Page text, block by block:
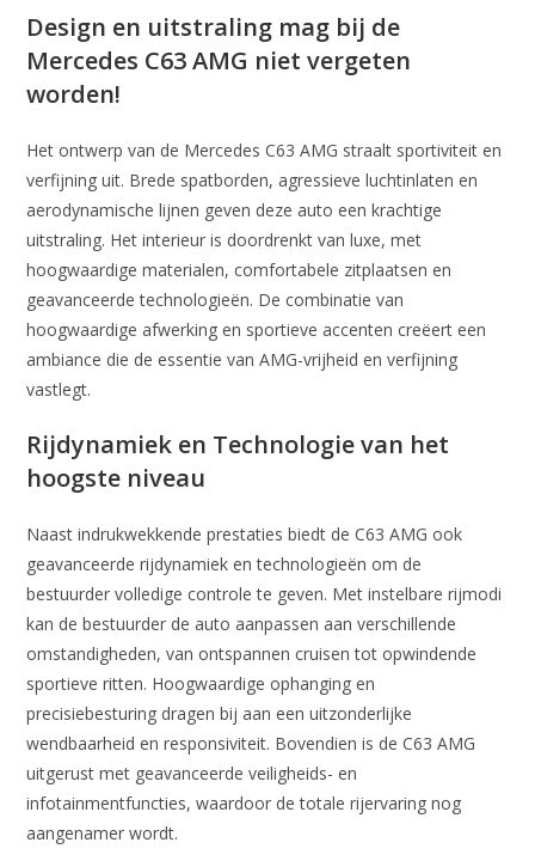
Design en uitstraling mag bij de
Mercedes C63 AMG niet vergeten
worden!
Het ontwerp van de Mercedes C63 AMG straalt sportiviteit en
verfijning uit. Brede spatborden, agressieve luchtinlaten en
aerodynamische lijnen geven deze auto een krachtige
uitstraling. Het interieur is doordrenkt van luxe, met
hoogwaardige materialen, comfortabele zitplaatsen en
geavanceerde technologieën. De combinatie van
hoogwaardige afwerking en sportieve accenten creëert een
ambiance die de essentie van AMG-vrijheid en verfijning
vastlegt.
Rijdynamiek en Technologie van het
hoogste niveau
Naast indrukwekkende prestaties biedt de C63 AMG ook
geavanceerde rijdynamiek en technologieën om de
bestuurder volledige controle te geven. Met instelbare rijmodi
kan de bestuurder de auto aanpassen aan verschillende
omstandigheden, van ontspannen cruisen tot opwindende
sportieve ritten. Hoogwaardige ophanging en
precisiebesturing dragen bij aan een uitzonderlijke
wendbaarheid en responsiviteit. Bovendien is de C63 AMG
uitgerust met geavanceerde veiligheids- en
infotainmentfuncties, waardoor de totale rijervaring nog
aangenamer wordt.